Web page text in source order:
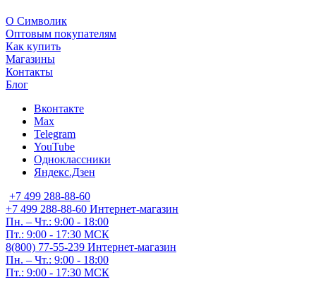
О Символик
Оптовым покупателям
Как купить
Магазины
Контакты
Блог
Вконтакте
Max
Telegram
YouTube
Одноклассники
Яндекс.Дзен
+7 499 288-88-60
+7 499 288-88-60 Интернет-магазин
Пн. – Чт.: 9:00 - 18:00
Пт.: 9:00 - 17:30 МСК
8(800) 77-55-239 Интернет-магазин
Пн. – Чт.: 9:00 - 18:00
Пт.: 9:00 - 17:30 МСК